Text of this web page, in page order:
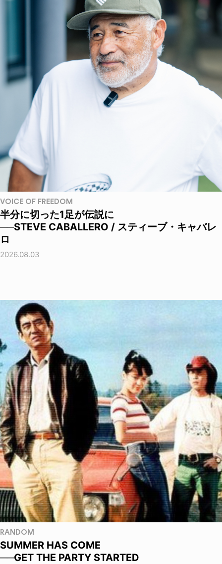
VOICE OF FREEDOM
半分に切った1足が伝説に
──STEVE CABALLERO / スティーブ・キャバレ
ロ
2026.08.03
RANDOM
SUMMER HAS COME
──GET THE PARTY STARTED